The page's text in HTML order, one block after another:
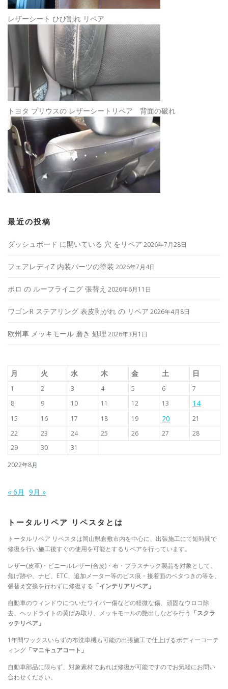
レザーシート ひび割れ リペア
トヨタ プリウスの レザーシートリペア 背面の破れ
最近の投稿
ダッシュボード に開いている 穴 をリペア 2026年7月28日
フェアレディZ 内装パーツの塗装 2026年7月4日
ポロ の ルーフライニグ 張替え 2026年6月11日
ワゴンR ステアリング 表皮剥がれ の リペア 2026年4月8日
欧州車 メッキモール 磨き 処理 2026年3月1日
2022年8月
月 火 水 木 金 土 日
1 2 3 4 5 6
7
8
9 10 11 12 13 14
15 16 17 18 19 20
21
22
23 24 25 26 27
28
29
30 31
« 6月 9月 »
トータルリペア リペスタとは
トータルリペア リペスタは岡山県倉敷市内を中心に、出張施工にて短時間で
修復を行い施工後すぐの使用を可能とするリペアを行っています。
レザー(皮革)・ビニールレザー(合皮)・布・プラスチック製品を対象として、
焦げ跡や、ナビ、ETC、追加メーター等のビス痕・接着面のベタつきの等を、
張替え交換を行わずに修復する 「インテリアリペア」
自動車のウィンドウについたワイパー傷などの軽微な傷、頑固なウロコ除
去、ヘッドライトの黄ばみ取り、メッキモールの艶出しなどを行う
「スクラ
ッチリペア」
1年間ワックスいらずの布洗車機も可能の出張施工で仕上げるボディーコーテ
ィング 「マニキュアコート」
自動車部品に限らず、対象素材であれば修復が可能ですのでお気軽にお問い
合わせください。